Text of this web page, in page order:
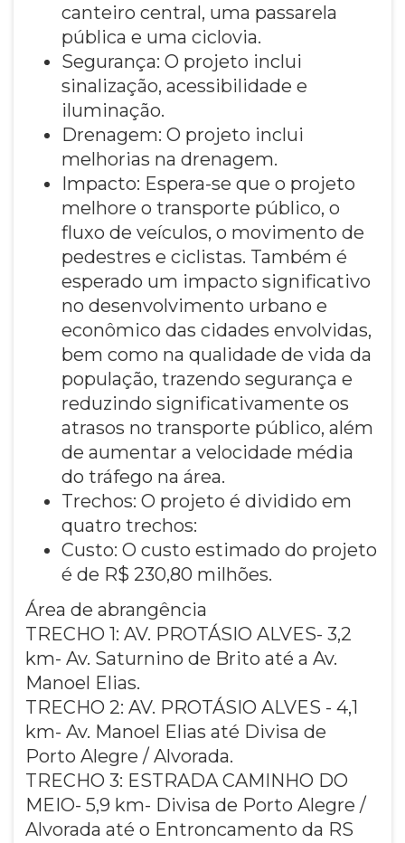
canteiro central, uma passarela
pública e uma ciclovia.
Segurança: O projeto inclui
sinalização, acessibilidade e
iluminação.
Drenagem: O projeto inclui
melhorias na drenagem.
Impacto: Espera-se que o projeto
melhore o transporte público, o
fluxo de veículos, o movimento de
pedestres e ciclistas. Também é
esperado um impacto significativo
no desenvolvimento urbano e
econômico das cidades envolvidas,
bem como na qualidade de vida da
população, trazendo segurança e
reduzindo significativamente os
atrasos no transporte público, além
de aumentar a velocidade média
do tráfego na área.
Trechos: O projeto é dividido em
quatro trechos:
Custo: O custo estimado do projeto
é de R$ 230,80 milhões.
Área de abrangência
TRECHO 1: AV. PROTÁSIO ALVES- 3,2
km- Av. Saturnino de Brito até a Av.
Manoel Elias.
TRECHO 2: AV. PROTÁSIO ALVES - 4,1
km- Av. Manoel Elias até Divisa de
Porto Alegre / Alvorada.
TRECHO 3: ESTRADA CAMINHO DO
MEIO- 5,9 km- Divisa de Porto Alegre /
Alvorada até o Entroncamento da RS